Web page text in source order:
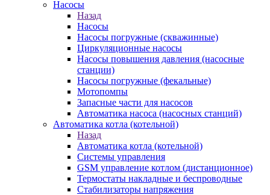
Насосы
Назад
Насосы
Насосы погружные (скважинные)
Циркуляционные насосы
Насосы повышения давления (насосные
станции)
Насосы погружные (фекальные)
Мотопомпы
Запасные части для насосов
Автоматика насоса (насосных станций)
Автоматика котла (котельной)
Назад
Автоматика котла (котельной)
Системы управления
GSM управление котлом (дистанционное)
Термостаты накладные и беспроводные
Стабилизаторы напряжения